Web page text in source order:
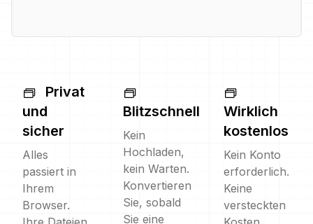
Privat
und
sicher
Alles
passiert in
Ihrem
Browser.
Blitzschnell
Kein
Hochladen,
kein Warten.
Konvertieren
Sie, sobald
Sie eine
Wirklich
kostenlos
Kein Konto
erforderlich.
Keine
versteckten